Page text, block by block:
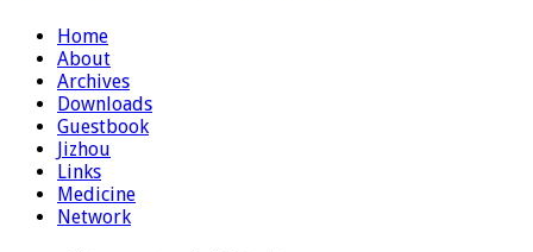
Home
About
Archives
Downloads
Guestbook
Jizhou
Links
Medicine
Network